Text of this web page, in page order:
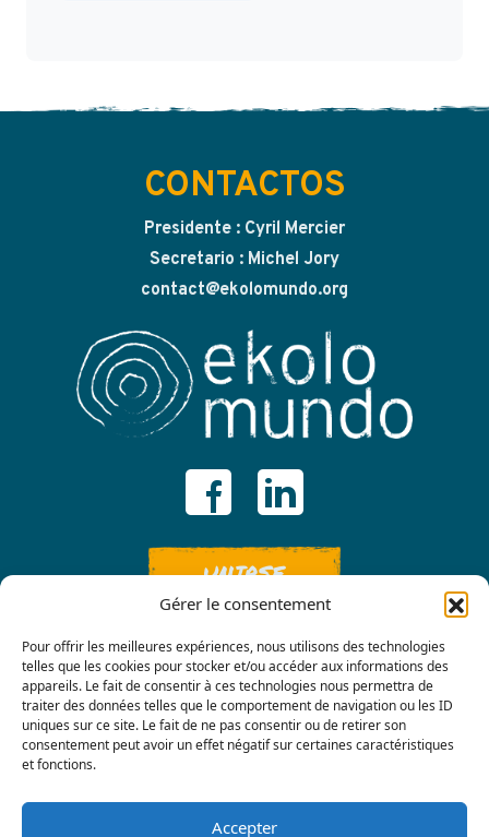
Gérer le consentement
Pour offrir les meilleures expériences, nous utilisons des technologies
telles que les cookies pour stocker et/ou accéder aux informations des
appareils. Le fait de consentir à ces technologies nous permettra de
traiter des données telles que le comportement de navigation ou les ID
uniques sur ce site. Le fait de ne pas consentir ou de retirer son
consentement peut avoir un effet négatif sur certaines caractéristiques
et fonctions.
Accepter
CONTACTOS
Presidente : Cyril Mercier
Secretario : Michel Jory
contact@ekolomundo.org
UNIRSE
Contáctenos